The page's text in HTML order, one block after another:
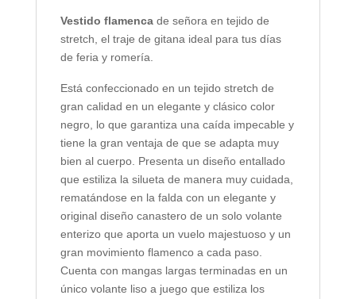
Vestido flamencade señora en tejido de
stretch, el traje de gitana ideal para tus días
de feria y romería.
Está confeccionado en un tejido stretch de
gran calidad en un elegante y clásico color
negro, lo que garantiza una caída impecable y
tiene la gran ventaja de que se adapta muy
bien al cuerpo. Presenta un diseño entallado
que estiliza la silueta de manera muy cuidada,
rematándose en la falda con un elegante y
original diseño canastero de un solo volante
enterizo que aporta un vuelo majestuoso y un
gran movimiento flamenco a cada paso.
Cuenta con mangas largas terminadas en un
único volante liso a juego que estiliza los